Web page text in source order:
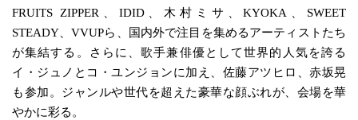
FRUITS ZIPPER、IDID、木村ミサ、KYOKA、SWEET
STEADY、VVUPら、国内外で注目を集めるアーティストたち
が集結する。さらに、歌手兼俳優として世界的人気を誇る
イ・ジュノとコ・ユンジョンに加え、佐藤アツヒロ、赤坂晃
も参加。ジャンルや世代を超えた豪華な顔ぶれが、会場を華
やかに彩る。